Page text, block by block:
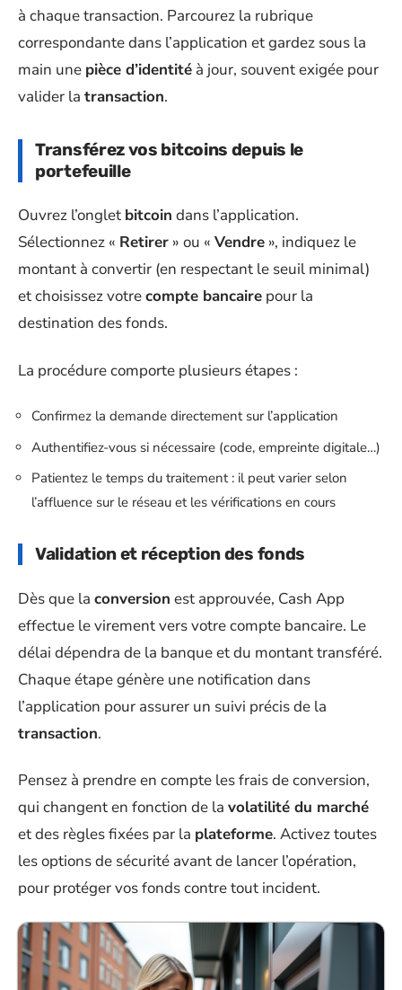
à chaque transaction. Parcourez la rubrique
correspondante dans l’application et gardez sous la
main une pièce d’identité à jour, souvent exigée pour
valider la transaction.
Transférez vos bitcoins depuis le
portefeuille
Ouvrez l’onglet bitcoin dans l’application.
Sélectionnez « Retirer » ou « Vendre », indiquez le
montant à convertir (en respectant le seuil minimal)
et choisissez votrecompte bancaire pour la
destination des fonds.
La procédure comporte plusieurs étapes :
Confirmez la demande directement sur l’application
Authentifiez-vous si nécessaire (code, empreinte digitale…)
Patientez le temps du traitement : il peut varier selon
l’affluence sur le réseau et les vérifications en cours
Validation et réception des fonds
Dès que la conversion est approuvée, Cash App
effectue le virement vers votre compte bancaire. Le
délai dépendra de la banque et du montant transféré.
Chaque étape génère une notification dans
l’application pour assurer un suivi précis de la
transaction.
Pensez à prendre en compte les frais de conversion,
qui changent en fonction de la volatilité du marché
et des règles fixées par la plateforme. Activez toutes
les options de sécurité avant de lancer l’opération,
pour protéger vos fonds contre tout incident.